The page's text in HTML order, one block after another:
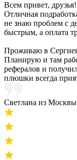
Всем привет, друзья!
Отличная
не знаю проблем с
быстрым, а оплата
Проживаю в
Планирую и там
рефералов и
плюшки всегда
Светлана из Москвы